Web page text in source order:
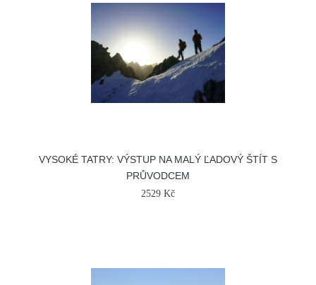
VYSOKÉ TATRY: VÝSTUP NA MALÝ ĽADOVÝ ŠTÍT S
PRŮVODCEM
2529 Kč